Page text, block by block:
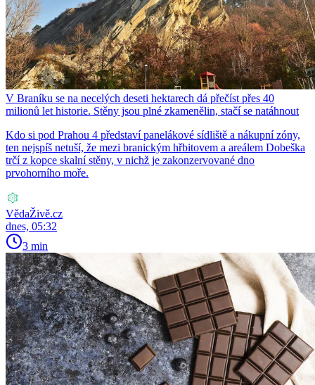
V Braníku se na necelých deseti hektarech dá přečíst přes 40
milionů let historie. Stěny jsou plné zkamenělin, stačí se natáhnout
Kdo si pod Prahou 4 představí panelákové sídliště a nákupní zóny,
ten nejspíš netuší, že mezi branickým hřbitovem a areálem Dobeška
trčí z kopce skalní stěny, v nichž je zakonzervované dno
prvohorního moře.
VědaŽivě.cz
dnes, 05:32
3 min